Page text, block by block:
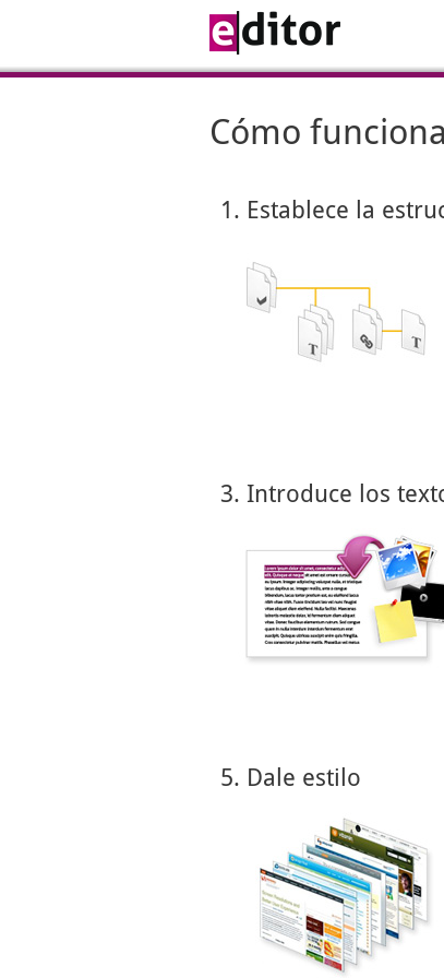
Cómo funciona
1. Establece la
3. Introduce los
5. Dale estilo